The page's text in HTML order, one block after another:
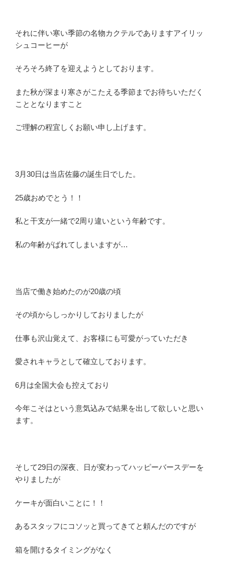
それに伴い寒い季節の名物カクテルでありますアイリッ
シュコーヒーが
そろそろ終了を迎えようとしております。
また秋が深まり寒さがこたえる季節までお待ちいただく
こととなりますこと
ご理解の程宜しくお願い申し上げます。
3月30日は当店佐藤の誕生日でした。
25歳おめでとう！！
私と干支が一緒で2周り違いという年齢です。
私の年齢がばれてしまいますが…
当店で働き始めたのが20歳の頃
その頃からしっかりしておりましたが
仕事も沢山覚えて、お客様にも可愛がっていただき
愛されキャラとして確立しております。
6月は全国大会も控えており
今年こそはという意気込みで結果を出して欲しいと思い
ます。
そして29日の深夜、日が変わってハッピーバースデーを
やりましたが
ケーキが面白いことに！！
あるスタッフにコソッと買ってきてと頼んだのですが
箱を開けるタイミングがなく